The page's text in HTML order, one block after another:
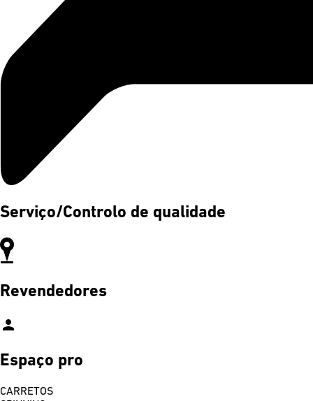
Serviço/Controlo de qualidade
Revendedores
person
Espaço pro
CARRETOS